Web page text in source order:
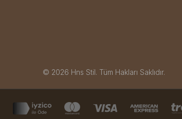
© 2026 Hns Stil. Tüm Hakları Saklıdır.